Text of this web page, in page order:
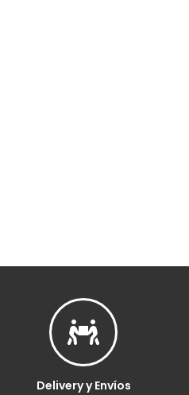
Delivery y Envíos